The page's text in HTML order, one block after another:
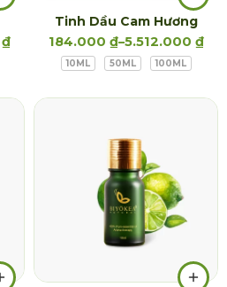
₫
Tinh Dầu Cam Hương
184.000 ₫–5.512.000 ₫
10ML 50ML 100ML